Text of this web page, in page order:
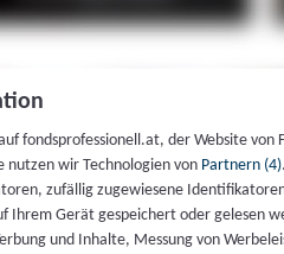
fondsprofessionell.at, der Website
nutzen wir Technologien von Partnern (4)
zufällig zugewiesene
Ihrem Gerät gespeichert oder gelesen
und Inhalte, Messung von